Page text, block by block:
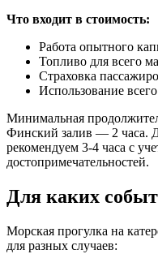
Что входит в стоимость:
Работа опытного
Топливо для всего
Страховка
Использование
Минимальная
Финский залив — 2 часа.
рекомендуем 3-4 часа с
достопримечательностей.
Для каких
Морская прогулка на
для разных случаев: